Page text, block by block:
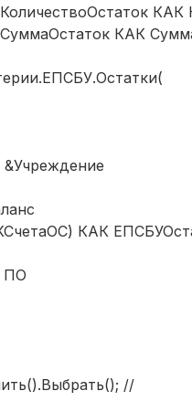
КАК
КАК
КАК
//